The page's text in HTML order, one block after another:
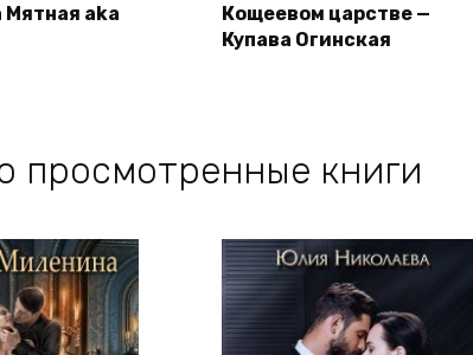
aka
Кощеевом царстве —
Купава Огинская
просмотренные книги